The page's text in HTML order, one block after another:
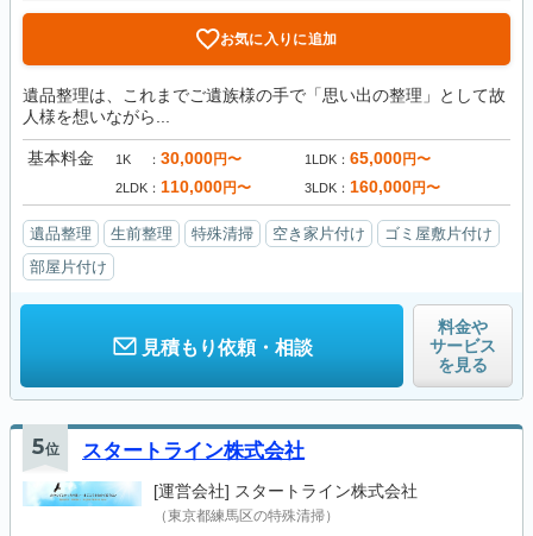
お気に入りに追加
遺品整理は、これまでご遺族様の手で「思い出の整理」として故
人様を想いながら...
基本料金 1K 30,000円〜 1LDK 65,000円〜
2LDK 110,000円〜 3LDK 160,000円〜
遺品整理 生前整理 特殊清掃 空き家片付け
ゴミ屋敷片付け
部屋片付け
見積もり依頼・相談
料金や
サービス
を見る
5位 スタートライン株式会社
[運営会社] スタートライン株式会社
（東京都練馬区の特殊清掃）